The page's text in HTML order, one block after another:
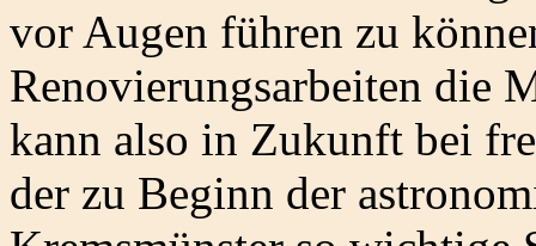
vor Augen führen zu
Renovierungsarbeiten die
kann also in Zukunft bei
der zu Beginn der